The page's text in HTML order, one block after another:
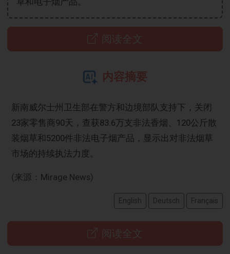
阅读全文
内容摘要
新南威尔士州卫生部在警方和边境部队支持下，关闭
23家零售商90天，查获83.6万支非法香烟、120公斤散
装烟草和5200件非法电子烟产品，显示出对非法烟草
市场的持续执法力度。
(来源：Mirage News)
English Deutsch Français
阅读全文